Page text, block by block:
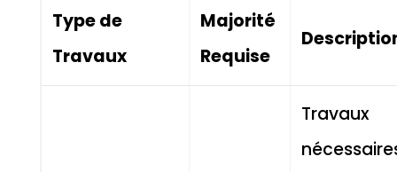
Type de
Travaux
Majorité
Requise
Travaux